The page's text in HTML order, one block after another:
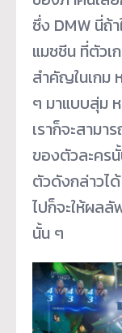
ซึ่ง DMW นี่ถ้
แมชชีน ที่ตัวเ
สำคัญในเกม
ๆ มาแบบสุ่ม
เราก็จะสาม
ของตัวละคร
ตัวดังกล่าวไ
ไปก็จะให้ผล
นั้น ๆ